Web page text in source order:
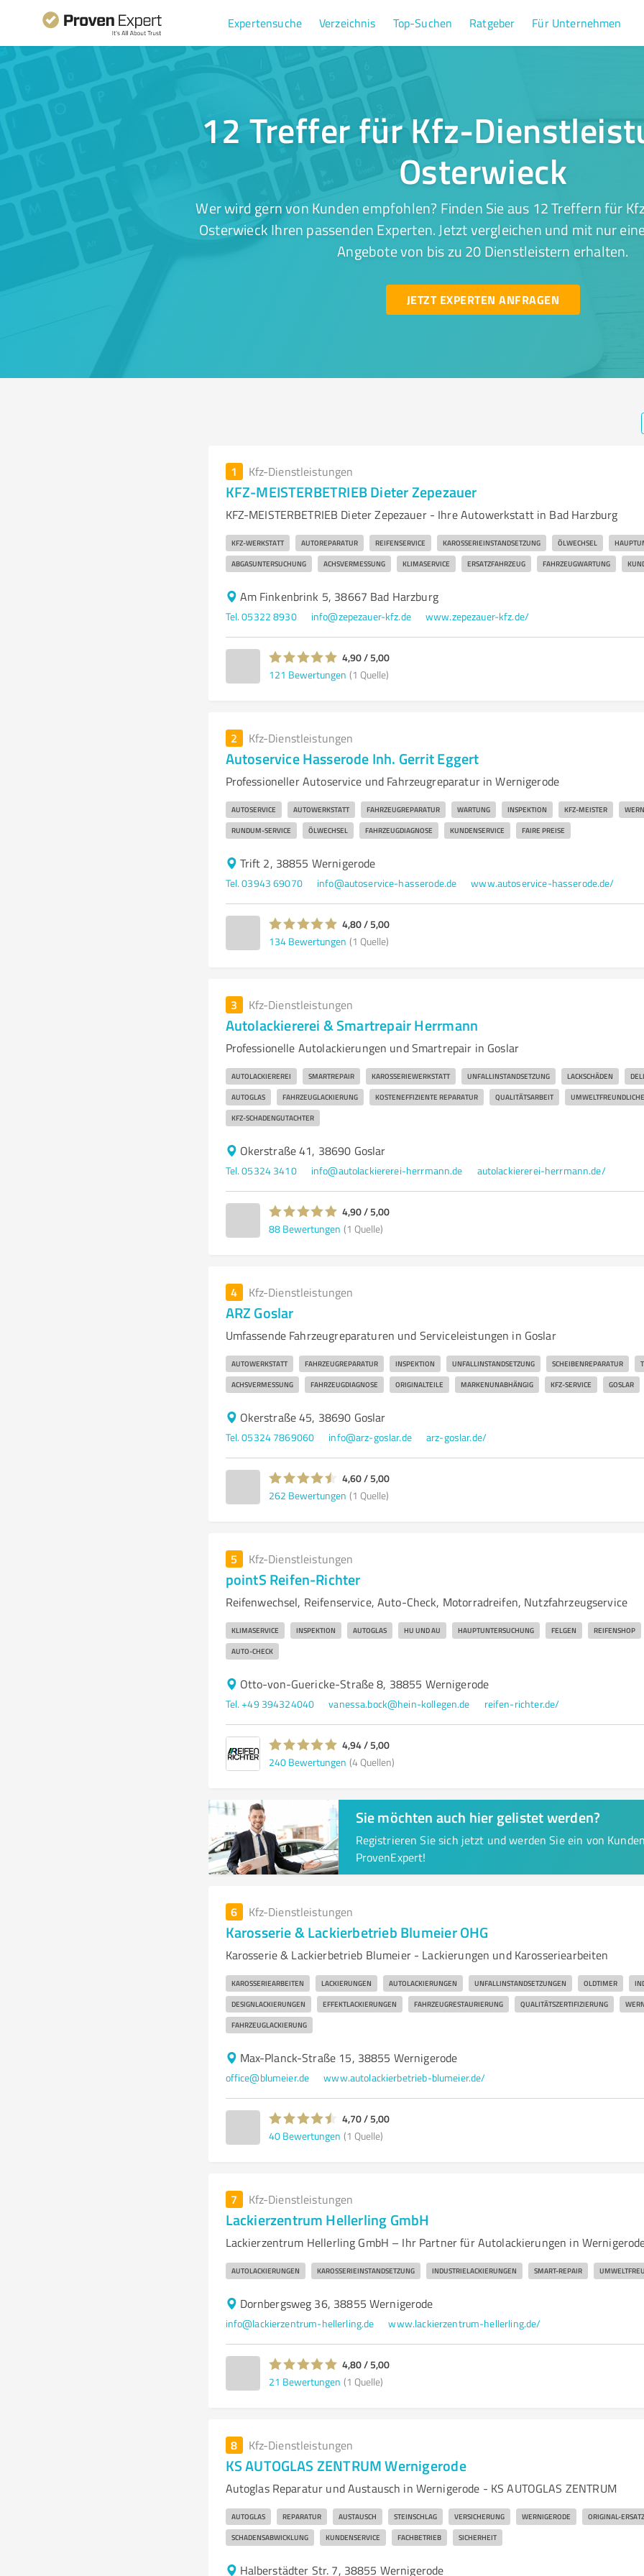
Expertensuche Verzeichnis Top-Suchen Ratgeber Für Unternehmen
12 Treffer für Kfz-
Osterwieck
Wer wird gern von Kunden empfohlen? Finden Sie aus 12 Treffern für
Osterwieck Ihren passenden Experten. Jetzt vergleichen und mit nur
Angebote von bis zu 20 Dienstleistern erhalten.
JETZT EXPERTEN ANFRAGEN
1 Kfz-Dienstleistungen
KFZ-MEISTERBETRIEB Dieter Zepezauer
KFZ-MEISTERBETRIEB Dieter Zepezauer - Ihre Autowerkstatt in Bad Harzburg
KFZ-WERKSTATT AUTOREPARATUR REIFENSERVICE KAROSSERIEINSTANDSETZUNG ÖLWECHSEL
ABGASUNTERSUCHUNG ACHSVERMESSUNG KLIMASERVICE ERSATZFAHRZEUG FAHRZEUGWARTUNG
Am Finkenbrink 5, 38667 Bad Harzburg
Tel. 05322 8930 info@zepezauer-kfz.de www.zepezauer-kfz.de/
4,90 / 5,00
121 Bewertungen (1 Quelle)
2 Kfz-Dienstleistungen
Autoservice Hasserode Inh. Gerrit Eggert
Professioneller Autoservice und Fahrzeugreparatur in Wernigerode
AUTOSERVICE AUTOWERKSTATT FAHRZEUGREPARATUR WARTUNG INSPEKTION KFZ-MEISTER
RUNDUM-SERVICE ÖLWECHSEL FAHRZEUGDIAGNOSE KUNDENSERVICE FAIRE PREISE
Trift 2, 38855 Wernigerode
Tel. 03943 69070 info@autoservice-hasserode.de www.autoservice-hasserode.de/
4,80 / 5,00
134 Bewertungen (1 Quelle)
3 Kfz-Dienstleistungen
Autolackiererei & Smartrepair Herrmann
Professionelle Autolackierungen und Smartrepair in Goslar
AUTOLACKIEREREI SMARTREPAIR KAROSSERIEWERKSTATT UNFALLINSTANDSETZUNG LACKSCHÄDEN
AUTOGLAS FAHRZEUGLACKIERUNG KOSTENEFFIZIENTE REPARATUR QUALITÄTSARBEIT
KFZ-SCHADENGUTACHTER
Okerstraße 41, 38690 Goslar
Tel. 05324 3410 info@autolackiererei-herrmann.de autolackiererei-herrmann.de/
4,90 / 5,00
88 Bewertungen (1 Quelle)
4 Kfz-Dienstleistungen
ARZ Goslar
Umfassende Fahrzeugreparaturen und Serviceleistungen in Goslar
AUTOWERKSTATT FAHRZEUGREPARATUR INSPEKTION UNFALLINSTANDSETZUNG SCHEIBENREPARATUR
ACHSVERMESSUNG FAHRZEUGDIAGNOSE ORIGINALTEILE MARKENUNABHÄNGIG KFZ-SERVICE GOSLAR
Okerstraße 45, 38690 Goslar
Tel. 05324 7869060 info@arz-goslar.de arz-goslar.de/
4,60 / 5,00
262 Bewertungen (1 Quelle)
5 Kfz-Dienstleistungen
pointS Reifen-Richter
Reifenwechsel, Reifenservice, Auto-Check, Motorradreifen, Nutzfahrzeugservice
KLIMASERVICE INSPEKTION AUTOGLAS HU UND AU HAUPTUNTERSUCHUNG FELGEN REIFENSHOP
AUTO-CHECK
Otto-von-Guericke-Straße 8, 38855 Wernigerode
Tel. +49 394324040 vanessa.bock@hein-kollegen.de reifen-richter.de/
4,94 / 5,00
240 Bewertungen (4 Quellen)
Sie möchten auch hier gelistet werden?
Registrieren Sie sich jetzt und werden Sie ein von
ProvenExpert!
6 Kfz-Dienstleistungen
Karosserie & Lackierbetrieb Blumeier OHG
Karosserie & Lackierbetrieb Blumeier - Lackierungen und Karosseriearbeiten
KAROSSERIEARBEITEN LACKIERUNGEN AUTOLACKIERUNGEN UNFALLINSTANDSETZUNGEN OLDTIMER
DESIGNLACKIERUNGEN EFFEKTLACKIERUNGEN FAHRZEUGRESTAURIERUNG QUALITÄTSZERTIFIZIERUNG
FAHRZEUGLACKIERUNG
Max-Planck-Straße 15, 38855 Wernigerode
office@blumeier.de www.autolackierbetrieb-blumeier.de/
4,70 / 5,00
40 Bewertungen (1 Quelle)
7 Kfz-Dienstleistungen
Lackierzentrum Hellerling GmbH
Lackierzentrum Hellerling GmbH – Ihr Partner für Autolackierungen in
AUTOLACKIERUNGEN KAROSSERIEINSTANDSETZUNG INDUSTRIELACKIERUNGEN SMART-REPAIR
Dornbergsweg 36, 38855 Wernigerode
info@lackierzentrum-hellerling.de www.lackierzentrum-hellerling.de/
4,80 / 5,00
21 Bewertungen (1 Quelle)
8 Kfz-Dienstleistungen
KS AUTOGLAS ZENTRUM Wernigerode
Autoglas Reparatur und Austausch in Wernigerode - KS AUTOGLAS ZENTRUM
AUTOGLAS REPARATUR AUSTAUSCH STEINSCHLAG VERSICHERUNG WERNIGERODE ORIGINAL-
SCHADENSABWICKLUNG KUNDENSERVICE FACHBETRIEB SICHERHEIT
Halberstädter Str. 7, 38855 Wernigerode